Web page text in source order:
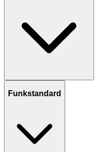
Funkstandard